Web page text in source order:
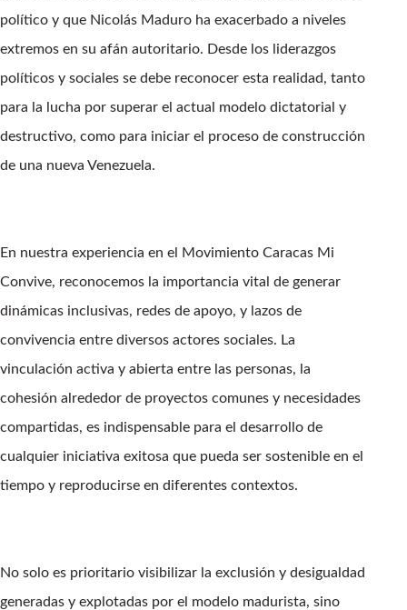
político y que Nicolás Maduro ha exacerbado a niveles
extremos en su afán autoritario. Desde los liderazgos
políticos y sociales se debe reconocer esta realidad, tanto
para la lucha por superar el actual modelo dictatorial y
destructivo, como para iniciar el proceso de construcción
de una nueva Venezuela.
En nuestra experiencia en el Movimiento Caracas Mi
Convive, reconocemos la importancia vital de generar
dinámicas inclusivas, redes de apoyo, y lazos de
convivencia entre diversos actores sociales. La
vinculación activa y abierta entre las personas, la
cohesión alrededor de proyectos comunes y necesidades
compartidas, es indispensable para el desarrollo de
cualquier iniciativa exitosa que pueda ser sostenible en el
tiempo y reproducirse en diferentes contextos.
No solo es prioritario visibilizar la exclusión y desigualdad
generadas y explotadas por el modelo madurista, sino